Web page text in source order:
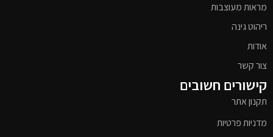
מראות מעוצבות
ריהוט גינה
אודות
צור קשר
קישורים חשובים
תקנון אתר
מדניות פרטיות